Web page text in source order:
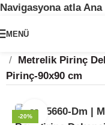
Navigasyona atlaAna
🚨ÖNEMLİ DUYURU:
Ağustos
MENÜ
/ Metrelik Pirinç
Pirinç-90x90 cm
-20% Büyütmek